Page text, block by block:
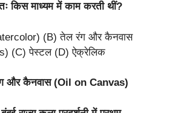
किस माध्यम में काम करती थीं?
(B) तेल रंग और कैनवास
(C) पेस्टल (D) ऐक्रेलिक
और कैनवास (Oil on Canvas)